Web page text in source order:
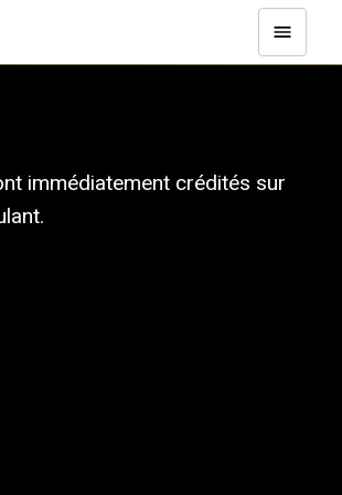
immédiatement crédités sur